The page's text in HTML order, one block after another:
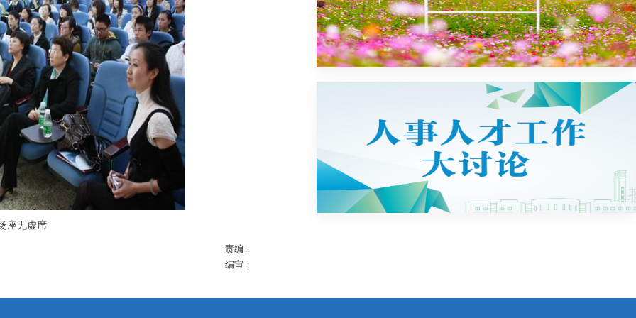
座无虚席
责编：
编审：